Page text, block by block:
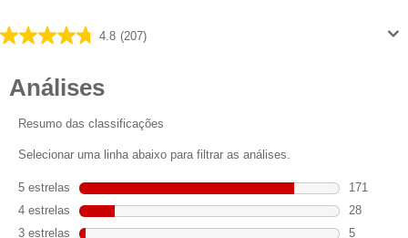
4.8 (207)
4.8
estrelas.
207